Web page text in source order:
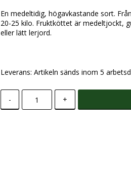
En medeltidig, högavkastande sort.
20-25 kilo. Fruktköttet är medeltjockt,
eller lätt lerjord.
Leverans: Artikeln sänds inom 5
- +